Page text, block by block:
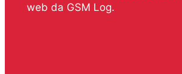
web da GSM Log.